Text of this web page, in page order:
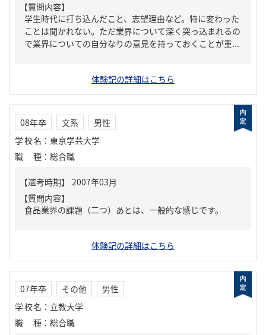
【質問内容】
学生時代に打ち込んだこと、志望理由など。特に変わった
ことは聞かれない。ただ業界について深く突っ込まれるの
で業界についての自分なりの意見を持っておくことが重...
体験記の詳細はこちら
08年卒 文系
男性
学校名 ： 東京学芸大学
職種 ： 総合職
【質問内容】
食品業界の課題（二つ）あとは、一般的な感じです。
体験記の詳細はこちら
07年卒 その他
男性
学校名 ： 立教大学
職種 ： 総合職